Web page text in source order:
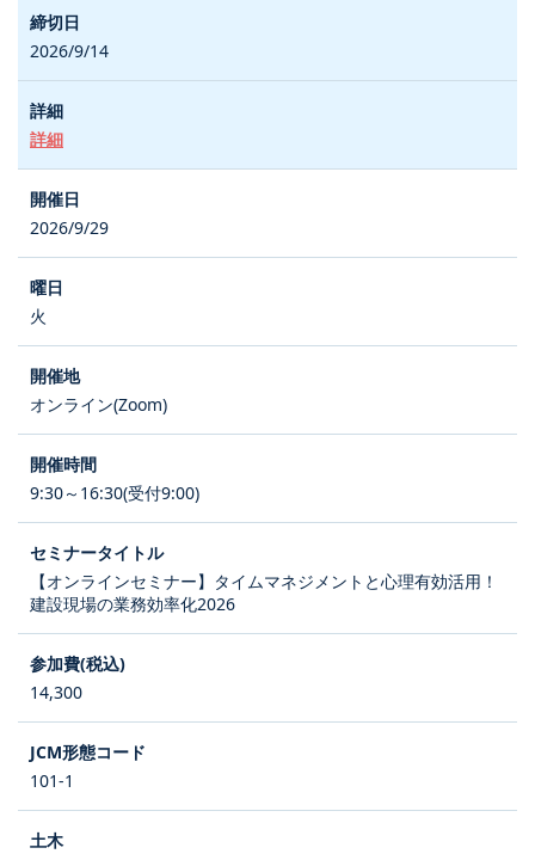
2026/9/14
詳細
2026/9/29
火
オンライン(Zoom)
9:30～16:30(受付9:00)
【オンラインセミナー】タイムマネジメントと心理有効活用！
建設現場の業務効率化2026
14,300
101-1